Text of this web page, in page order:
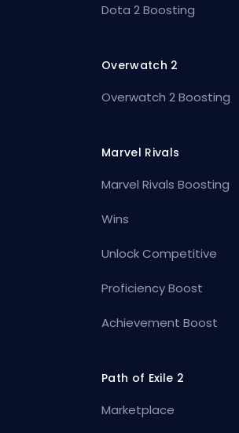
Dota 2 Boosting
Overwatch 2
Overwatch 2 Boosting
Marvel Rivals
Marvel Rivals Boosting
Wins
Unlock Competitive
Proficiency Boost
Achievement Boost
Path of Exile 2
Marketplace